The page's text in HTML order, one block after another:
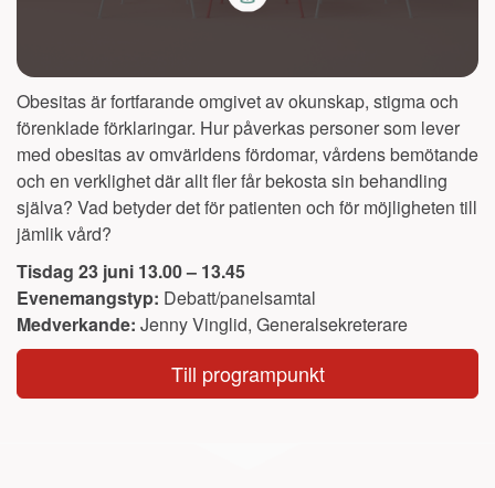
Obesitas är fortfarande omgivet av okunskap, stigma och
förenklade förklaringar. Hur påverkas personer som lever
med obesitas av omvärldens fördomar, vårdens bemötande
och en verklighet där allt fler får bekosta sin behandling
själva? Vad betyder det för patienten och för möjligheten till
jämlik vård?
Tisdag 23 juni 13.00– 13.45
Evenemangstyp: Debatt/panelsamtal
Medverkande: Jenny Vinglid, Generalsekreterare
Till programpunkt